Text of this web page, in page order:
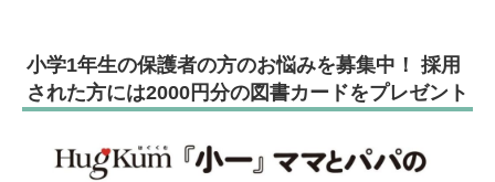
小学1年生の保護者の方のお悩みを募集中！ 採用
された方には2000円分の図書カードをプレゼント